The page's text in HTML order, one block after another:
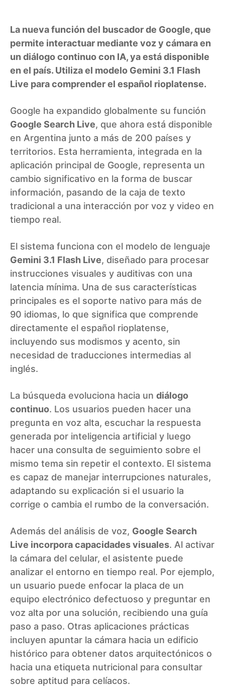
La nueva función del buscador de Google, que
permite interactuar mediante voz y cámara en
un diálogo continuo con IA, ya está disponible
en el país. Utiliza el modelo Gemini 3.1 Flash
Live para comprender el español rioplatense.
Google ha expandido globalmente su función
Google Search Live, que ahora está disponible
en Argentina junto a más de 200 países y
territorios. Esta herramienta, integrada en la
aplicación principal de Google, representa un
cambio significativo en la forma de buscar
información, pasando de la caja de texto
tradicional a una interacción por voz y video en
tiempo real.
El sistema funciona con el modelo de lenguaje
Gemini 3.1 Flash Live, diseñado para procesar
instrucciones visuales y auditivas con una
latencia mínima. Una de sus características
principales es el soporte nativo para más de
90 idiomas, lo que significa que comprende
directamente el español rioplatense,
incluyendo sus modismos y acento, sin
necesidad de traducciones intermedias al
inglés.
La búsqueda evoluciona hacia un diálogo
continuo. Los usuarios pueden hacer una
pregunta en voz alta, escuchar la respuesta
generada por inteligencia artificial y luego
hacer una consulta de seguimiento sobre el
mismo tema sin repetir el contexto. El sistema
es capaz de manejar interrupciones naturales,
adaptando su explicación si el usuario la
corrige o cambia el rumbo de la conversación.
Además del análisis de voz, Google Search
Live incorpora capacidades visuales. Al activar
la cámara del celular, el asistente puede
analizar el entorno en tiempo real. Por ejemplo,
un usuario puede enfocar la placa de un
equipo electrónico defectuoso y preguntar en
voz alta por una solución, recibiendo una guía
paso a paso. Otras aplicaciones prácticas
incluyen apuntar la cámara hacia un edificio
histórico para obtener datos arquitectónicos o
hacia una etiqueta nutricional para consultar
sobre aptitud para celíacos.